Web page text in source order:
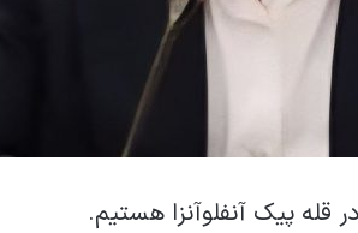
پیک آنفلوآنزا هستیم.